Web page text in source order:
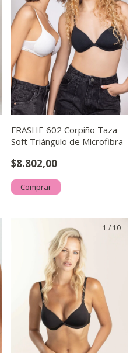
FRASHE 602 Corpiño Taza
Soft Triángulo de Microfibra
$8.802,00
Comprar
1 / 10